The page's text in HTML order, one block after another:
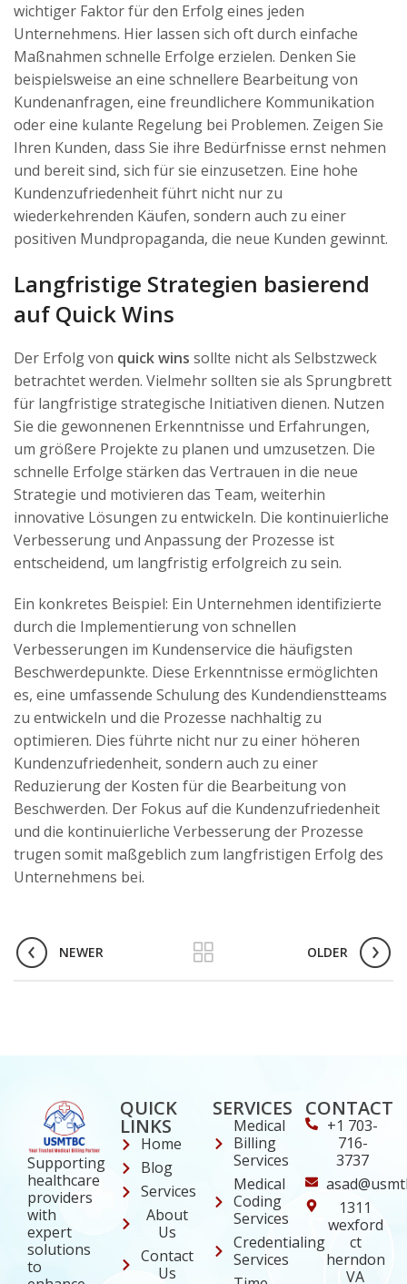
wichtiger Faktor für den Erfolg eines jeden
Unternehmens. Hier lassen sich oft durch einfache
Maßnahmen schnelle Erfolge erzielen. Denken Sie
beispielsweise an eine schnellere Bearbeitung von
Kundenanfragen, eine freundlichere Kommunikation
oder eine kulante Regelung bei Problemen. Zeigen Sie
Ihren Kunden, dass Sie ihre Bedürfnisse ernst nehmen
und bereit sind, sich für sie einzusetzen. Eine hohe
Kundenzufriedenheit führt nicht nur zu
wiederkehrenden Käufen, sondern auch zu einer
positiven Mundpropaganda, die neue Kunden gewinnt.
Langfristige Strategien basierend
auf Quick Wins
Der Erfolg von quick wins sollte nicht als Selbstzweck
betrachtet werden. Vielmehr sollten sie als Sprungbrett
für langfristige strategische Initiativen dienen. Nutzen
Sie die gewonnenen Erkenntnisse und Erfahrungen,
um größere Projekte zu planen und umzusetzen. Die
schnelle Erfolge stärken das Vertrauen in die neue
Strategie und motivieren das Team, weiterhin
innovative Lösungen zu entwickeln. Die kontinuierliche
Verbesserung und Anpassung der Prozesse ist
entscheidend, um langfristig erfolgreich zu sein.
Ein konkretes Beispiel: Ein Unternehmen identifizierte
durch die Implementierung von schnellen
Verbesserungen im Kundenservice die häufigsten
Beschwerdepunkte. Diese Erkenntnisse ermöglichten
es, eine umfassende Schulung des Kundendienstteams
zu entwickeln und die Prozesse nachhaltig zu
optimieren. Dies führte nicht nur zu einer höheren
Kundenzufriedenheit, sondern auch zu einer
Reduzierung der Kosten für die Bearbeitung von
Beschwerden. Der Fokus auf die Kundenzufriedenheit
und die kontinuierliche Verbesserung der Prozesse
trugen somit maßgeblich zum langfristigen Erfolg des
Unternehmens bei.
NEWER OLDER
Supporting
healthcare
providers
with
expert
solutions
to
QUICK
LINKS
Home
Blog
Services
About
Us
Contact
Us
SERVICES
Medical
Billing
Services
Medical
Coding
Services
Credentialing
Services
CONTACT
+1 703-
716-
3737
1311
wexford
ct
herndon
VA